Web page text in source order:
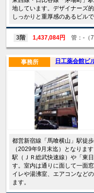
地しています。デザイナーズ
しっかりと重厚感のあるビルで
3階 1,437,084円 管：-（
日工薬会館ビ
事務所
都営新宿線「馬喰横山」駅徒
（2029年9月末迄）となりま
駅（ＪＲ総武快速線）や「東
す。室内は通りに面して一面
イレや湯沸室、エアコンなど
ます。